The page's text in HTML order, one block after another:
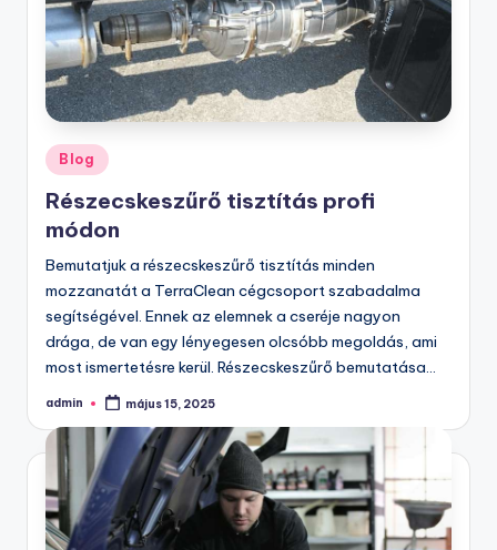
Posted
in
Blog
Részecskeszűrő tisztítás profi
módon
Bemutatjuk a részecskeszűrő tisztítás minden
mozzanatát a TerraClean cégcsoport szabadalma
segítségével. Ennek az elemnek a cseréje nagyon
drága, de van egy lényegesen olcsóbb megoldás, ami
most ismertetésre kerül. Részecskeszűrő bemutatása…
Posted
admin május 15, 2025